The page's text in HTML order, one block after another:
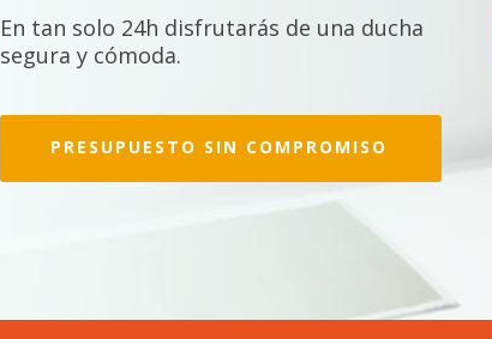
En tan solo 24h disfrutarás de una ducha
segura y cómoda.
PRESUPUESTO SIN COMPROMISO